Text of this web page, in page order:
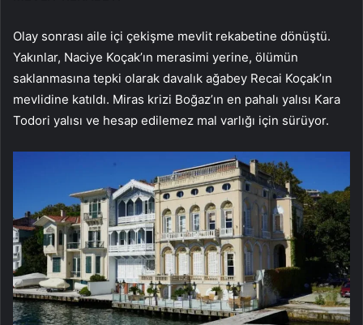
Olay sonrası aile içi çekişme mevlit rekabetine dönüştü.
Yakınlar, Naciye Koçak’ın merasimi yerine, ölümün
saklanmasına tepki olarak davalık ağabey Recai Koçak’ın
mevlidine katıldı. Miras krizi Boğaz’ın en pahalı yalısı Kara
Todori yalısı ve hesap edilemez mal varlığı için sürüyor.